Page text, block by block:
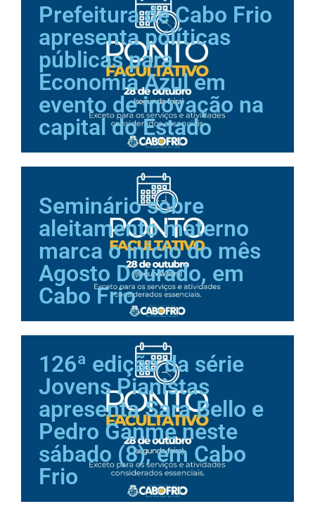
Prefeitura de Cabo Frio
apresenta políticas
públicas para
Economia Azul em
evento de inovação na
capital do Estado
Seminário sobre
aleitamento materno
marca o início do mês
Agosto Dourado, em
Cabo Frio
126ª edição da série
Jovens Pianistas
apresenta Sara Bello e
Pedro Ganme neste
sábado (8), em Cabo
Frio